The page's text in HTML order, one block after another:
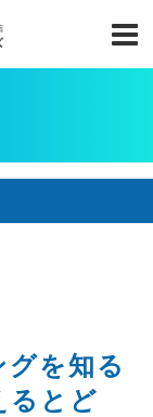
を知る
るとど